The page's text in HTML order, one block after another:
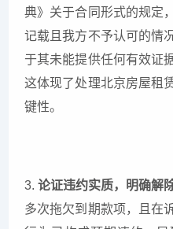
典》关于合同形式的规定
记载且我方不予认可的情
于其未能提供任何有效证
这体现了处理北京房屋租
键性。
3.论证违约实质，明确解
多次拖欠到期款项，且在